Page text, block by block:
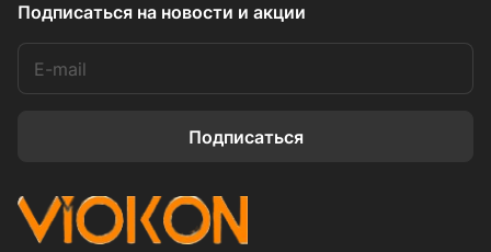
Подписаться на новости и акции
Подписаться